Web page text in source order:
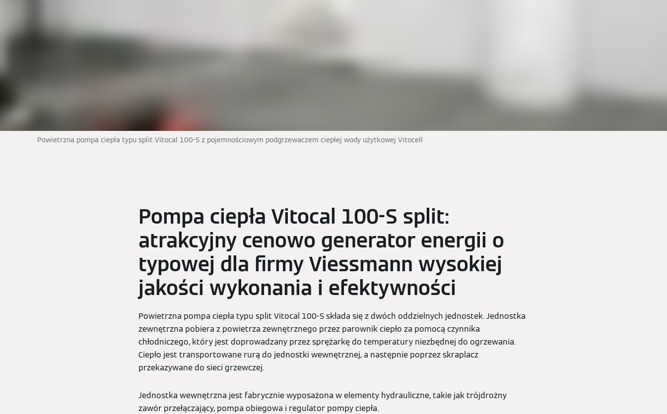
Powietrzna pompa ciepła typu split Vitocal 100-S z pojemnościowym podgrzewaczem ciepłej wody użytkowej Vitocell
Pompa ciepła Vitocal 100-S split:
atrakcyjny cenowo generator energii o
typowej dla firmy Viessmann wysokiej
jakości wykonania i efektywności
Powietrzna pompa ciepła typu split Vitocal 100-S składa się z dwóch oddzielnych jednostek. Jednostka
zewnętrzna pobiera z powietrza zewnętrznego przez parownik ciepło za pomocą czynnika
chłodniczego, który jest doprowadzany przez sprężarkę do temperatury niezbędnej do ogrzewania.
Ciepło jest transportowane rurą do jednostki wewnętrznej, a następnie poprzez skraplacz
przekazywane do sieci grzewczej.
Jednostka wewnętrzna jest fabrycznie wyposażona w elementy hydrauliczne, takie jak trójdrożny
zawór przełączający, pompa obiegowa i regulator pompy ciepła.